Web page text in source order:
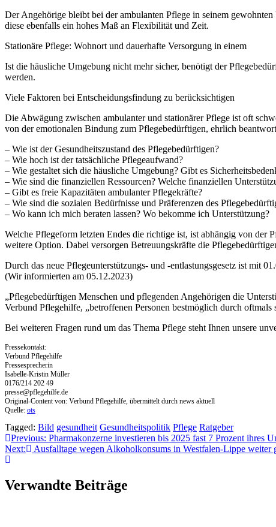
Der Angehörige bleibt bei der ambulanten Pflege in seinem
diese ebenfalls ein hohes Maß an Flexibilität und Zeit.
Stationäre Pflege: Wohnort und dauerhafte Versorgung in einem
Ist die häusliche Umgebung nicht mehr sicher, benötigt der
werden.
Viele Faktoren bei Entscheidungsfindung zu berücksichtigen
Die Abwägung zwischen ambulanter und stationärer Pflege ist oft
von der emotionalen Bindung zum Pflegebedürftigen, ehrlich
– Wie ist der Gesundheitszustand des Pflegebedürftigen?
– Wie hoch ist der tatsächliche Pflegeaufwand?
– Wie gestaltet sich die häusliche Umgebung? Gibt es
– Wie sind die finanziellen Ressourcen? Welche finanziellen
– Gibt es freie Kapazitäten ambulanter Pflegekräfte?
– Wie sind die sozialen Bedürfnisse und Präferenzen des
– Wo kann ich mich beraten lassen? Wo bekomme ich Unterstützung?
Welche Pflegeform letzten Endes die richtige ist, ist abhängig von der
weitere Option. Dabei versorgen Betreuungskräfte die
Durch das neue Pflegeunterstützungs- und -entlastungsgesetz ist mit
(Wir informierten am 05.12.2023)
„Pflegebedürftigen Menschen und pflegenden Angehörigen die
Verbund Pflegehilfe, „betroffenen Personen bestmöglich durch
Bei weiteren Fragen rund um das Thema Pflege steht Ihnen unsere
Pressekontakt:
Verbund Pflegehilfe
Pressesprecherin
Isabelle-Kristin Müller
0176/214 202 49
presse@pflegehilfe.de
Original-Content von: Verbund Pflegehilfe, übermittelt durch news aktuell
Quelle: ots
Tagged: Bild gesundheit Gesundheitspolitik Pflege Ratgeber
Beitragsnavigation
Previous: Pharmakonzerne investieren bis 2025 fast 7 Prozent ihres
Next:
Ausfalltage wegen Alkoholkonsums in Westfalen-Lippe
Verwandte Beiträge